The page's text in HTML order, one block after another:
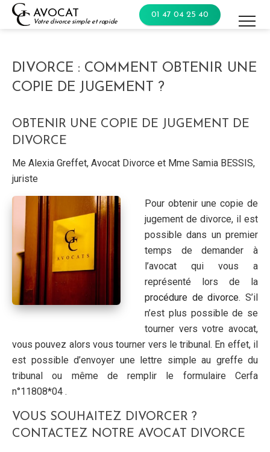
Skip
AVOCAT
Votre divorce simple et rapide
01 47 04 25 40
DIVORCE : COMMENT OBTENIR UNE
COPIE DE JUGEMENT ?
OBTENIR UNE COPIE DE JUGEMENT DE
DIVORCE
Me Alexia Greffet, Avocat Divorce et Mme Samia BESSIS,
juriste
Pour obtenir une copie de
jugement de divorce, il est
possible dans un premier
temps de demander à
l’avocat qui vous a
représenté lors de la
procédure de divorce. S’il
n’est plus possible de se
tourner vers votre avocat,
vous pouvez alors vous tourner vers le tribunal. En effet, il
est possible d’envoyer une lettre simple au greffe du
tribunal ou même de remplir le formulaire Cerfa
n°11808*04 .
VOUS SOUHAITEZ DIVORCER ?
CONTACTEZ NOTRE AVOCAT DIVORCE